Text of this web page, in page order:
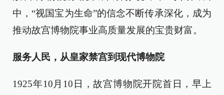
中，“视国宝为生命”的信念不断传承深化，成为
推动故宫博物院事业高质量发展的宝贵财富。
服务人民，从皇家禁宫到现代博物院
1925年10月10日，故宫博物院开院首日，早上